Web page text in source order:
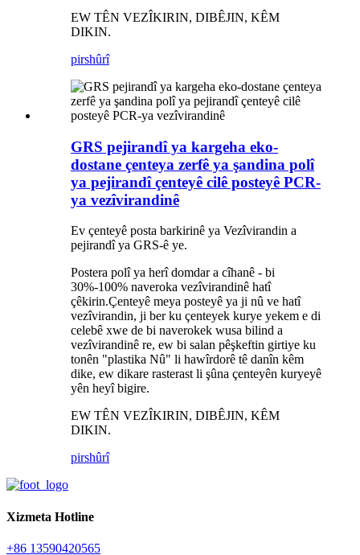
EW TÊN VEZÎKIRIN, DIBÊJIN, KÊM
DIKIN.
pirshûrî
GRS pejirandî ya kargeha eko-
dostane çenteya zerfê ya şandina polî
ya pejirandî çenteyê cilê posteyê PCR-
ya vezîvirandinê
Ev çenteyê posta barkirinê ya Vezîvirandin a
pejirandî ya GRS-ê ye.
Postera polî ya herî domdar a cîhanê - bi
30%-100% naveroka vezîvirandinê hatî
çêkirin.Çenteyê meya posteyê ya ji nû ve hatî
vezîvirandin, ji ber ku çenteyek kurye yekem e di
celebê xwe de bi naverokek wusa bilind a
vezîvirandinê re, ew bi salan pêşkeftin girtiye ku
tonên "plastika Nû" li hawîrdorê tê danîn kêm
dike, ew dikare rasterast li şûna çenteyên kuryeyê
yên heyî bigire.
EW TÊN VEZÎKIRIN, DIBÊJIN, KÊM
DIKIN.
pirshûrî
Xizmeta Hotline
+86 13590420565